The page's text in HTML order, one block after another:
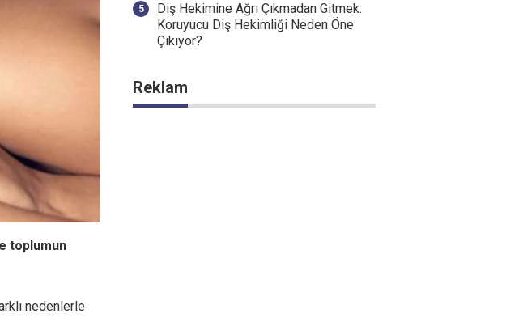
toplumun
nedenlerle
Diş Hekimine Ağrı Çıkmadan Gitmek:
Koruyucu Diş Hekimliği Neden Öne
Çıkıyor?
Reklam